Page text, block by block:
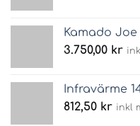
Kamado Joe
3.750,00 kr
Infravärme
812,50 kr inkl